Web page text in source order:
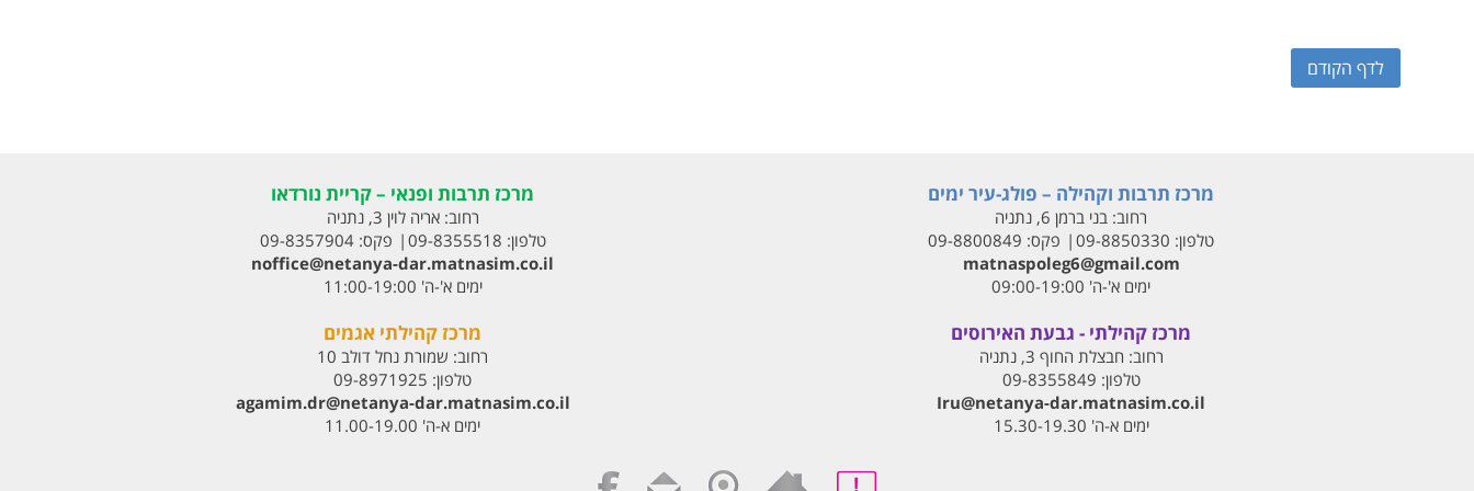
לדף הקודם
מרכז תרבות וקהילה – פולג-עיר ימים
רחוב: בני ברמן 6, נתניה
טלפון: 09-8850330 פקס: 09-8800849
matnaspoleg6@gmail.com
ימים א'-ה' 09:00-19:00
מרכז תרבות ופנאי – קריית נורדאו
רחוב:אריה לוין 3, נתניה
טלפון: 09-8355518 פקס:09-8357904
noffice@netanya-dar.matnasim.co.il
ימים א'-ה' 11:00-19:00
מרכז קהילתי - גבעת האירוסים
רחוב: חבצלת החוף 3, נתניה
טלפון: 09-8355849
Iru@netanya-dar.matnasim.co.il‏
ימים א-ה' 15.30-19.30
מרכז קהילתי אגמים
רחוב: שמורת נחל דולב 10
טלפון: 09-8971925
agamim.dr@netanya-dar.matnasim.co.il‏
ימים א-ה' 11.00-19.00